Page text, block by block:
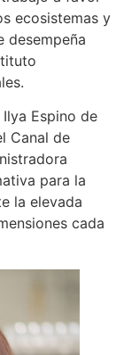
ecosistemas y
desempeña
Espino de
Canal de
para la
la elevada
cada